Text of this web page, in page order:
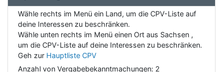
Wähle rechts im Menü ein Land, um die CPV-Liste auf
deine Interessen zu beschränken.
Wähle unten rechts im Menü einen Ort aus Sachsen ,
um die CPV-Liste auf deine Interessen zu beschränken.
Geh zur Hauptliste CPV
Anzahl von Vergabebekanntmachungen: 2